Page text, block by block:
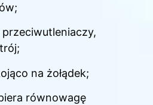
przeciwutleniaczy,
na żołądek;
równowagę